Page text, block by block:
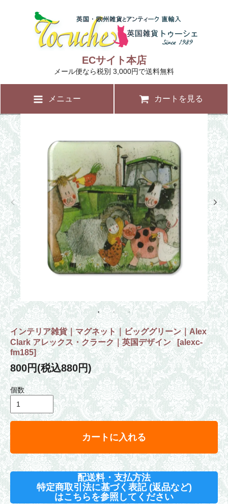
ECサイト本店
メール便なら税別 3,000円で送料無料
メニュー カートを見る
インテリア雑貨｜マグネット｜ビッググリーン｜Alex
Clark アレックス・クラーク｜英国デザイン[alexc-
fm185]
800円(税込880円)
個数
カートに入れる
配送料・支払方法
特定商取引法に基づく表記 (返品など)
はこちらを参照してください